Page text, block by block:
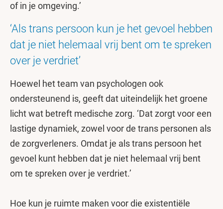
of in je omgeving.’
‘Als trans persoon kun je het gevoel hebben
dat je niet helemaal vrij bent om te spreken
over je verdriet’
Hoewel het team van psychologen ook
ondersteunend is, geeft dat uiteindelijk het groene
licht wat betreft medische zorg. ‘Dat zorgt voor een
lastige dynamiek, zowel voor de trans personen als
de zorgverleners. Omdat je als trans persoon het
gevoel kunt hebben dat je niet helemaal vrij bent
om te spreken over je verdriet.’
Hoe kun je ruimte maken voor die existentiële